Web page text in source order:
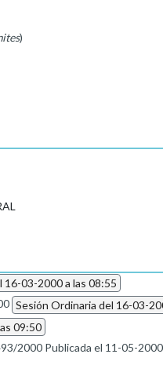
)
16-03-2000 a las 08:55
Sesión Ordinaria del 16-03-
09:50
2000 Publicada el 11-05-2000